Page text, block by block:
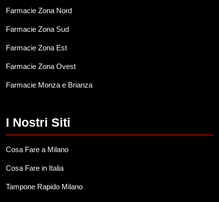
Farmacie Zona Nord
Farmacie Zona Sud
Farmacie Zona Est
Farmacie Zona Ovest
Farmacie Monza e Brianza
I Nostri Siti
Cosa Fare a Milano
Cosa Fare in Italia
Tampone Rapido Milano